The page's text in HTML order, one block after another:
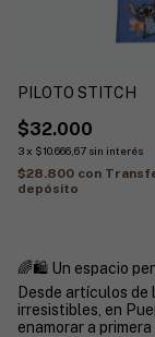
PILOTO STITCH
$32.000
3 x $10.666,67 sin interés
$28.800 con
depósito
🌈🛍️ Un espacio
Desde artículos
irresistibles, en
enamorar a primera